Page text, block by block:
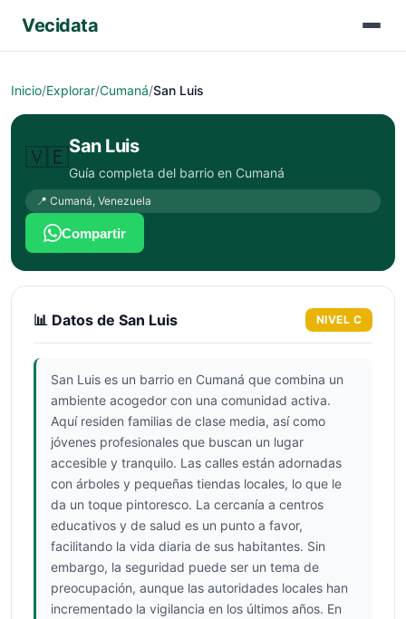
Vecidata
Inicio/Explorar/Cumaná/San Luis
🇻🇪San Luis
Guía completa del barrio en Cumaná
📍 Cumaná, Venezuela
Compartir
📊 Datos de San Luis NIVEL C
San Luis es un barrio en Cumaná que combina un
ambiente acogedor con una comunidad activa.
Aquí residen familias de clase media, así como
jóvenes profesionales que buscan un lugar
accesible y tranquilo. Las calles están adornadas
con árboles y pequeñas tiendas locales, lo que le
da un toque pintoresco. La cercanía a centros
educativos y de salud es un punto a favor,
facilitando la vida diaria de sus habitantes. Sin
embargo, la seguridad puede ser un tema de
preocupación, aunque las autoridades locales han
incrementado la vigilancia en los últimos años. En